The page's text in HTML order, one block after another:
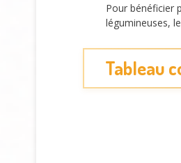
Pour bénéficier
légumineuses,
Tableau